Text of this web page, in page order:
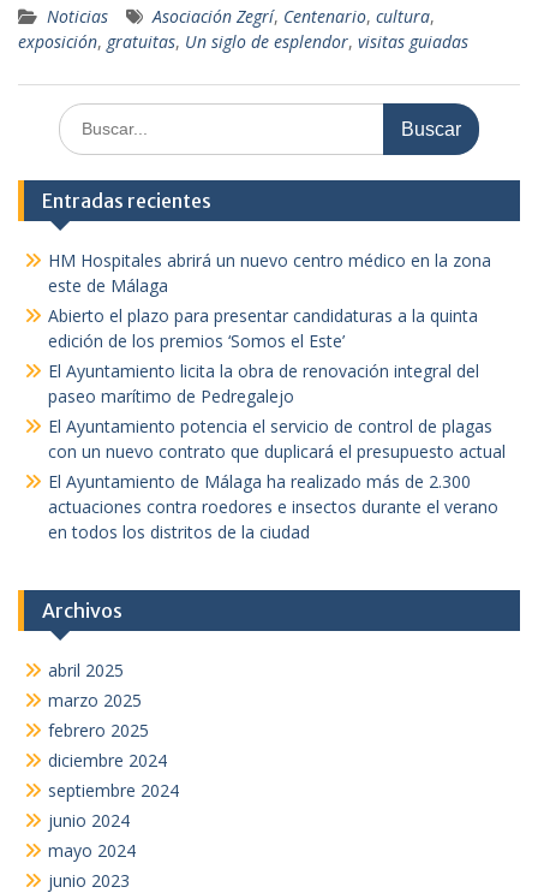
Noticias Asociación Zegrí, Centenario, cultura,
exposición, gratuitas, Un siglo de esplendor, visitas guiadas
Buscar:
Entradas recientes
HM Hospitales abrirá un nuevo centro médico en la zona
este de Málaga
Abierto el plazo para presentar candidaturas a la quinta
edición de los premios ‘Somos el Este’
El Ayuntamiento licita la obra de renovación integral del
paseo marítimo de Pedregalejo
El Ayuntamiento potencia el servicio de control de plagas
con un nuevo contrato que duplicará el presupuesto actual
El Ayuntamiento de Málaga ha realizado más de 2.300
actuaciones contra roedores e insectos durante el verano
en todos los distritos de la ciudad
Archivos
abril 2025
marzo 2025
febrero 2025
diciembre 2024
septiembre 2024
junio 2024
mayo 2024
junio 2023